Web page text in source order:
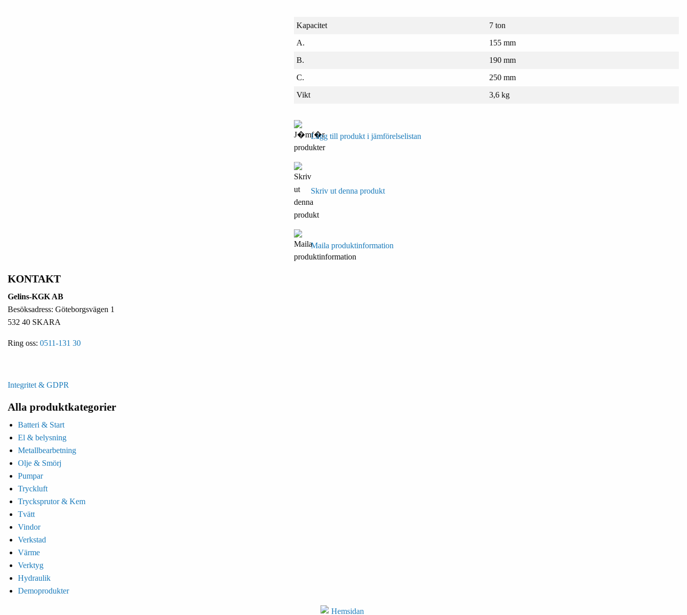
Kapacitet
7 ton
A.
155 mm
B.
190 mm
C.
250 mm
Vikt
3,6 kg
Lägg till produkt i jämförelselistan
Skriv ut denna produkt
Maila produktinformation
KONTAKT
Gelins-KGK AB
Besöksadress: Göteborgsvägen 1
532 40 SKARA
Ring oss: 0511-131 30
Integritet & GDPR
Alla produktkategorier
Batteri & Start
El & belysning
Metallbearbetning
Olje & Smörj
Pumpar
Tryckluft
Trycksprutor & Kem
Tvätt
Vindor
Verkstad
Värme
Verktyg
Hydraulik
Demoprodukter